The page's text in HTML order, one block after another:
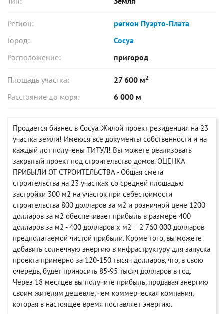
Регион:
регион Пуэрто-Плата
Город:
Сосуа
Расположение:
пригород
Площадь участка: 27 600 м2
Расстояние до моря: 6 000 м
Продается бизнес в Сосуа. Жилой проект резиденция на 23
участка земли! Имеюся все документы собственности и на
каждый лот получены ТИТУЛ! Вы можете реализовать
закрытый проект под строительство домов. ОЦЕНКА
ПРИБЫЛИ ОТ СТРОИТЕЛЬСТВА - Общая смета
строительства на 23 участках со средней площадью
застройки 300 м2 на участок при себестоимости
строительства 800 долларов за м2 и розничной цене 1200
долларов за м2 обеспечивает прибыль в размере 400
долларов за м2 - 400 долларов х м2 = 2 760 000 долларов
предполагаемой чистой прибыли. Кроме того, вы можете
добавить солнечную энергию в инфраструктуру для запуска
проекта примерно за 120-150 тысяч долларов, что, в свою
очередь, будет приносить 85-95 тысяч долларов в год.
Через 18 месяцев вы получите прибыль, продавая энергию
своим жителям дешевле, чем коммерческая компания,
которая в настоящее время поставляет энергию.